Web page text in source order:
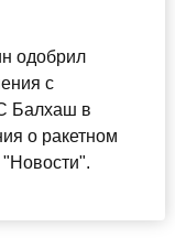
одобрил
с
Балхаш в
о ракетном